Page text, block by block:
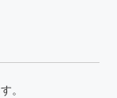
。